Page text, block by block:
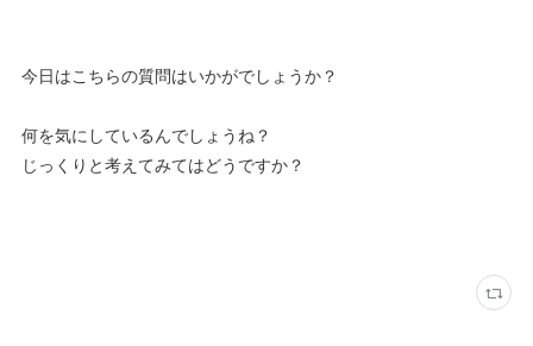
今日はこちらの質問はいかがでしょうか？
何を気にしているんでしょうね？
じっくりと考えてみてはどうですか？